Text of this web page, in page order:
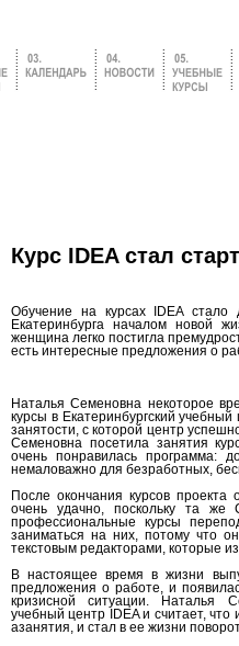
Курс IDEA стал
Обучение на курсах IDEA
Екатеринбурга началом новой
женщина легко постигла
есть интересные предложения о
Наталья Семеновна некоторое
курсы в Екатеринбургский
занятости, с которой центр
Семеновна посетила занятия
очень понравилась программа:
немаловажно для безработных,
После окончания курсов проекта
очень удачно, поскольку та
профессиональные курсы
заниматься на них, потому что
текстовым редакторами, которые
В настоящее время в жизни
предложения о работе, и
кризисной ситуации. Наталья
учебный центр IDEA и считает,
азанятия, и стал в ее жизни